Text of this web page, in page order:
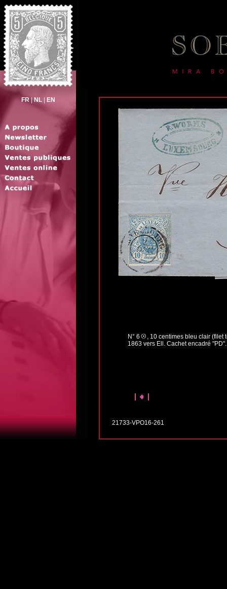
FR|NL| EN
N° 6
, 10 centimes bleu clair (filet
1863 vers Ell. Cachet encadré
21733-VPO16-261